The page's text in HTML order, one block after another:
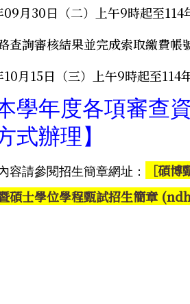
09月30日（二）上午9時起至
查詢審核結果並完成索取繳費帳
10月15日（三）上午9時起至114
學年度各項審查
式辦理 】
容請參閱招生簡章網址：
［碩
碩士學位學程甄試招生簡章